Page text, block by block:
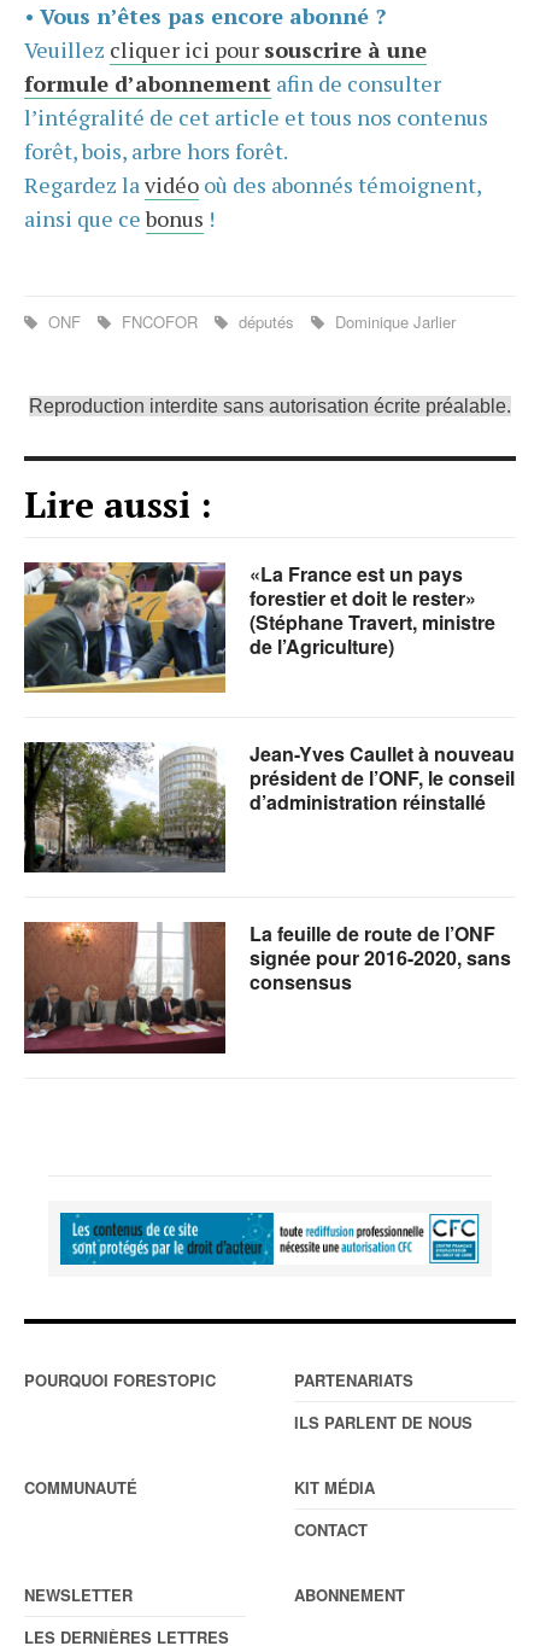
• Vous n’êtes pas encore abonné ?
Veuillez cliquer ici pour souscrire à une
formule d’abonnement afin de consulter
l’intégralité de cet article et tous nos contenus
forêt, bois, arbre hors forêt.
Regardez lavidéo où des abonnés témoignent,
ainsi que cebonus !
ONF FNCOFOR députés Dominique Jarlier
Reproduction interdite sans autorisation écrite préalable.
Lire aussi :
«La France est un pays
forestier et doit le rester»
(Stéphane Travert, ministre
de l’Agriculture)
Jean-Yves Caullet à nouveau
président de l’ONF, le conseil
d’administration réinstallé
La feuille de route de l’ONF
signée pour 2016-2020, sans
consensus
POURQUOI FORESTOPIC
PARTENARIATS
ILS PARLENT DE NOUS
COMMUNAUTÉ
KIT MÉDIA
CONTACT
NEWSLETTER
LES DERNIÈRES LETTRES
ABONNEMENT